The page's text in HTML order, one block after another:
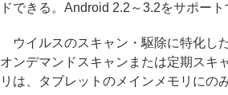
ドできる。Android 2.2～3.2をサポート
ウイルスのスキャン・駆除に特化し
オンデマンドスキャンまたは定期スキ
リは、タブレットのメインメモリにの